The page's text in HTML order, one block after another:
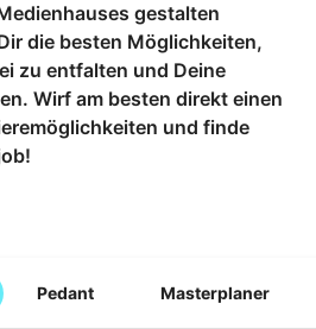
gestalten
die besten Möglichkeiten,
zu entfalten und Deine
Wirf am besten direkt einen
und finde
Pedant Masterplaner